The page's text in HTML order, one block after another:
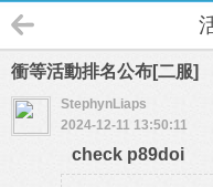
衝等活動排名公布[二服]
StephynLiaps
2024-12-11 13:50:11
check p89doi